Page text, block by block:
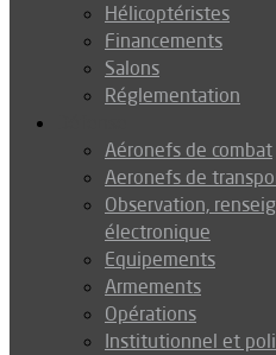
Hélicoptéristes
Financements
Salons
Réglementation
Aéronefs de combat
Aeronefs de
Observation,
électronique
Equipements
Armements
Opérations
Institutionnel et